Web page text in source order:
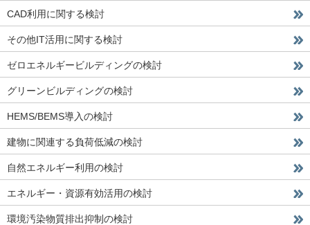
CAD利用に関する検討
その他IT活用に関する検討
ゼロエネルギービルディングの検討
グリーンビルディングの検討
HEMS/BEMS導入の検討
建物に関連する負荷低減の検討
自然エネルギー利用の検討
エネルギー・資源有効活用の検討
環境汚染物質排出抑制の検討